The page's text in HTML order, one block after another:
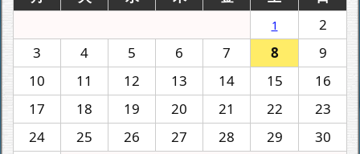
1
2
3
4 5 6 7 8
9
10
11 12 13 14 15
16
17
18 19 20 21 22
23
24
25 26 27 28 29
30